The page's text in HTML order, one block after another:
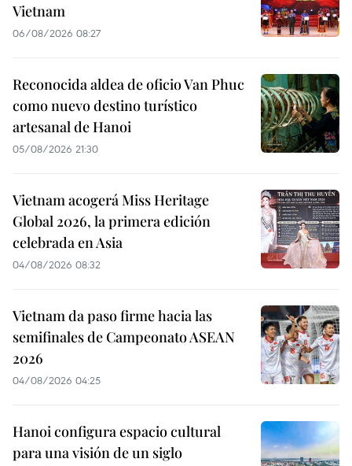
Vietnam
06/08/2026 08:27
Reconocida aldea de oficio Van Phuc
como nuevo destino turístico
artesanal de Hanoi
05/08/2026 21:30
Vietnam acogerá Miss Heritage
Global 2026, la primera edición
celebrada en Asia
04/08/2026 08:32
Vietnam da paso firme hacia las
semifinales de Campeonato ASEAN
2026
04/08/2026 04:25
Hanoi configura espacio cultural
para una visión de un siglo